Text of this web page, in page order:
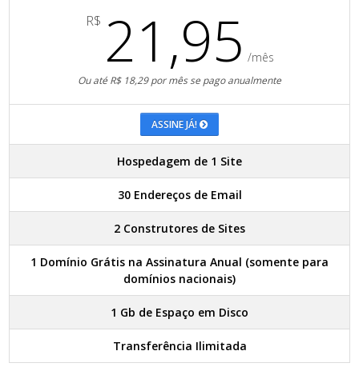
R$ 21,95 /mês
Ou até R$ 18,29 por mês se pago anualmente
ASSINE JÁ!
Hospedagem de 1 Site
30 Endereços de Email
2 Construtores de Sites
1 Domínio Grátis na Assinatura Anual (somente para
domínios nacionais)
1 Gb de Espaço em Disco
Transferência Ilimitada